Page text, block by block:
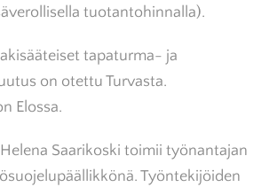
tuotantohinnalla).
tapaturma- ja
on otettu Turvasta.
Elossa.
Saarikoski toimii työnantajan
Työntekijöiden